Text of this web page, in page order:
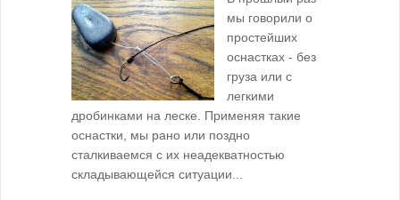
мы говорили о
простейших
оснастках - без
груза или с
легкими
дробинками на леске. Применяя такие
оснастки, мы рано или поздно
сталкиваемся с их неадекватностью
складывающейся ситуации...